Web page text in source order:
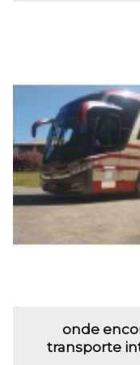
onde
transporte